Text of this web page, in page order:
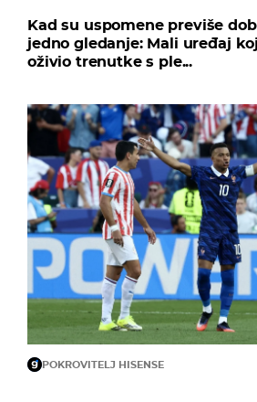
Kad su uspomene previše
jedno gledanje: Mali uređaj
oživio trenutke s ple...
POKROVITELJ HISENSE